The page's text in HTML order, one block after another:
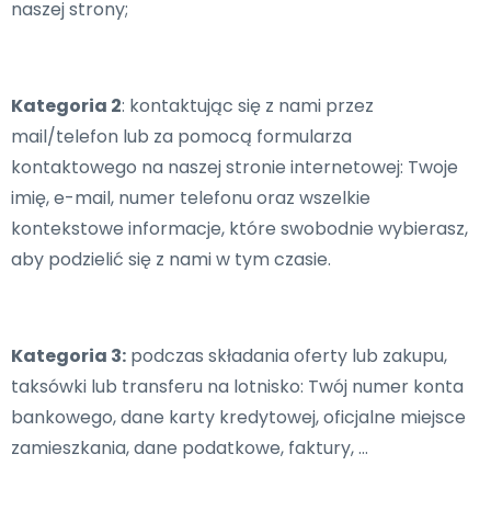
naszej strony;
Kategoria 2: kontaktując się z nami przez
mail/telefon lub za pomocą formularza
kontaktowego na naszej stronie internetowej: Twoje
imię, e-mail, numer telefonu oraz wszelkie
kontekstowe informacje, które swobodnie wybierasz,
aby podzielić się z nami w tym czasie.
Kategoria 3: podczas składania oferty lub zakupu,
taksówki lub transferu na lotnisko: Twój numer konta
bankowego, dane karty kredytowej, oficjalne miejsce
zamieszkania, dane podatkowe, faktury, …